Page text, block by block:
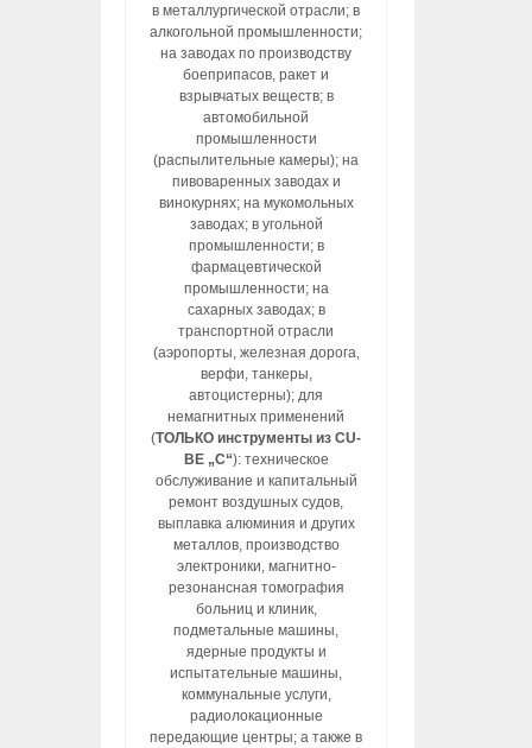
в металлургической отрасли; в
алкогольной промышленности;
на заводах по производству
боеприпасов, ракет и
взрывчатых веществ; в
автомобильной
промышленности
(распылительные камеры); на
пивоваренных заводах и
винокурнях; на мукомольных
заводах; в угольной
промышленности; в
фармацевтической
промышленности; на
сахарных заводах; в
транспортной отрасли
(аэропорты, железная дорога,
верфи, танкеры,
автоцистерны); для
немагнитных применений
(ТОЛЬКО инструменты из CU-
BE „C“): техническое
обслуживание и капитальный
ремонт воздушных судов,
выплавка алюминия и других
металлов, производство
электроники, магнитно-
резонансная томография
больниц и клиник,
подметальные машины,
ядерные продукты и
испытательные машины,
коммунальные услуги,
радиолокационные
передающие центры; а также в